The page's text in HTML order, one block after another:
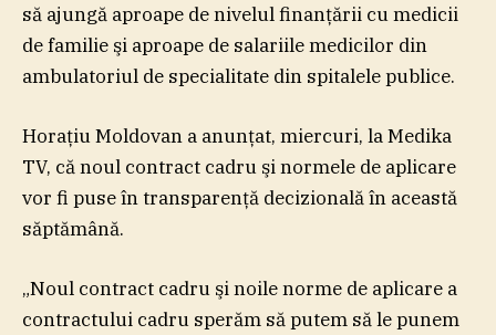
să ajungă aproape de nivelul finanţării cu medicii
de familie şi aproape de salariile medicilor din
ambulatoriul de specialitate din spitalele publice.
Horaţiu Moldovan a anunţat, miercuri, la Medika
TV, că noul contract cadru şi normele de aplicare
vor fi puse în transparenţă decizională în această
săptămână.
„Noul contract cadru şi noile norme de aplicare a
contractului cadru sperăm să putem să le punem